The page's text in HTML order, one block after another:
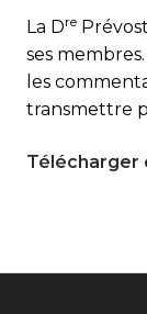
La Dre
ses
les
transmettre
Télécharger